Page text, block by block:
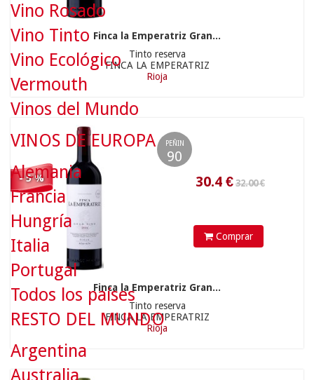
Finca la Emperatriz Gran...
Tinto reserva
FINCA LA EMPERATRIZ
Rioja
- 5 %
PEÑIN
90
Comprar
Finca la Emperatriz Gran...
Tinto reserva
FINCA LA EMPERATRIZ
Rioja
33.25€
Vino Rosado
Vino Tinto
Vino Ecológico
Vermouth
Vinos del Mundo
VINOS DE EUROPA
Alemania
Francia
Hungría
Italia
Portugal
Todos los países
RESTO DEL MUNDO
Argentina
Australia